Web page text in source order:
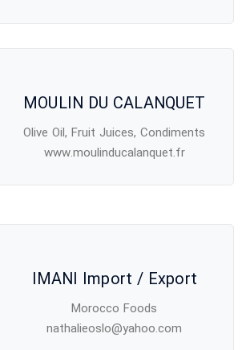
MOULIN DU CALANQUET
Olive Oil, Fruit Juices, Condiments
www.moulinducalanquet.fr
IMANI Import / Export
Morocco Foods
nathalieoslo@yahoo.com